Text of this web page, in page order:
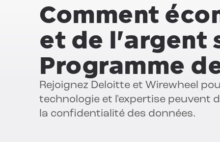
Comment
et de l'argent
Programme
Rejoignez Deloitte et Wirewheel
technologie et l'expertise peuvent
la confidentialité des données.